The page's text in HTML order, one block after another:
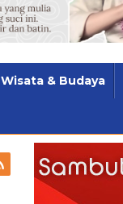
Wisata & Budaya